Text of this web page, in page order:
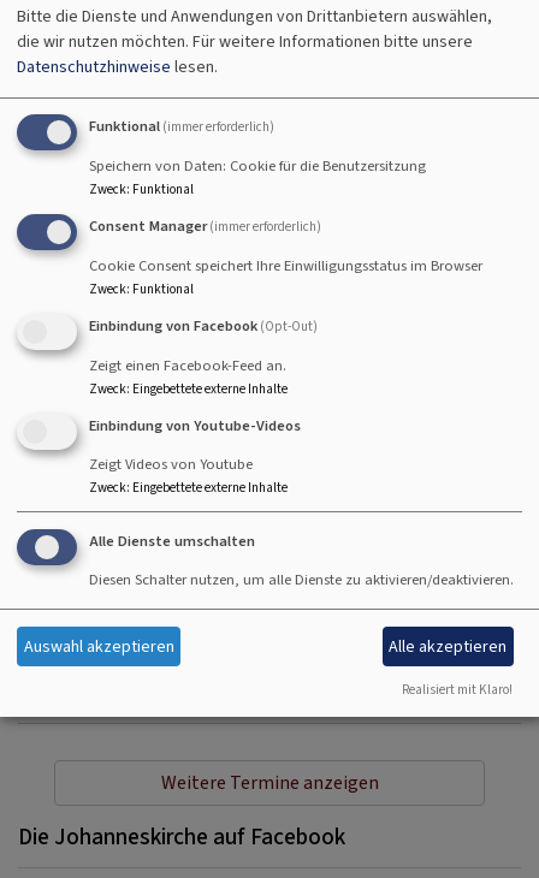
Gottesdienst
Pfrin. Wittmann-Schlechtweg
Hallstadt Seniorenzentrum St. Kilian-Caritas
Gottesdienst mit Abendmahl - anschließend
Kirchenkaffee
Prädikantin Susanne Freund
So, 16.8. 10 Uhr
Gottesdienst - anschließend Kirchenkaffee
Lektor Koch und Rabbinerin Deusel
Hallstadt
Johanneskirche Hallstadt
Weitere Termine anzeigen
Die Johanneskirche auf Facebook
Bitte die Dienste und Anwendungen von Drittanbietern auswählen,
die wir nutzen möchten. Für weitere Informationen bitte unsere
Datenschutzhinweise lesen.
Funktional (immer erforderlich)
Speichern von Daten: Cookie für die Benutzersitzung
Zweck: Funktional
Consent Manager (immer erforderlich)
Cookie Consent speichert Ihre Einwilligungsstatus im Browser
Zweck: Funktional
Einbindung von Facebook (Opt-Out)
Zeigt einen Facebook-Feed an.
Zweck: Eingebettete externe Inhalte
Einbindung von Youtube-Videos
Zeigt Videos von Youtube
Zweck: Eingebettete externe Inhalte
Alle Dienste umschalten
Diesen Schalter nutzen, um alle Dienste zu aktivieren/deaktivieren.
Auswahl akzeptieren Alle akzeptieren
Realisiert mit Klaro!